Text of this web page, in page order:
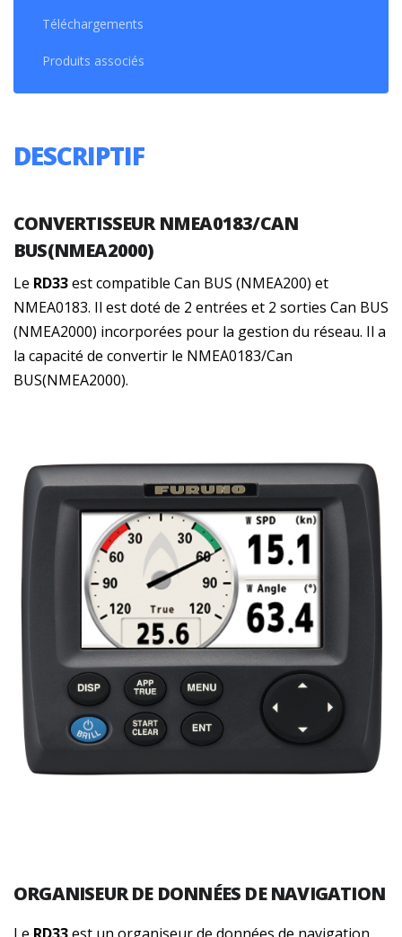
Téléchargements
Produits associés
DESCRIPTIF
CONVERTISSEURNMEA0183/CAN
BUS(NMEA2000)
Le RD33est compatible Can BUS (NMEA200) et
NMEA0183. Il est doté de 2 entrées et 2 sorties Can BUS
(NMEA2000) incorporées pour la gestion du réseau. Il a
la capacité de convertir le NMEA0183/Can
BUS(NMEA2000).
ORGANISEUR DEDONNÉES DE NAVIGATION